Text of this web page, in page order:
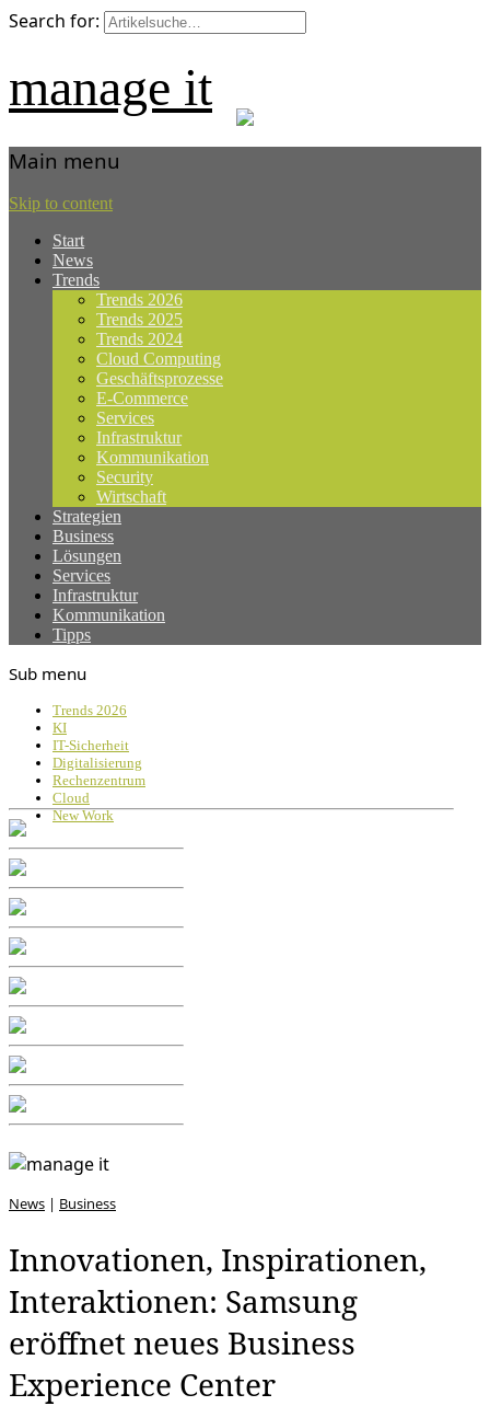
Search for:
manage it
Main menu
Skip to content
Start
News
Trends
Trends 2026
Trends 2025
Trends 2024
Cloud Computing
Geschäftsprozesse
E-Commerce
Services
Infrastruktur
Kommunikation
Security
Wirtschaft
Strategien
Business
Lösungen
Services
Infrastruktur
Kommunikation
Tipps
Sub menu
Trends 2026
KI
IT-Sicherheit
Digitalisierung
Rechenzentrum
Cloud
New Work
News | Business
Innovationen, Inspirationen,
Interaktionen: Samsung
eröffnet neues Business
Experience Center